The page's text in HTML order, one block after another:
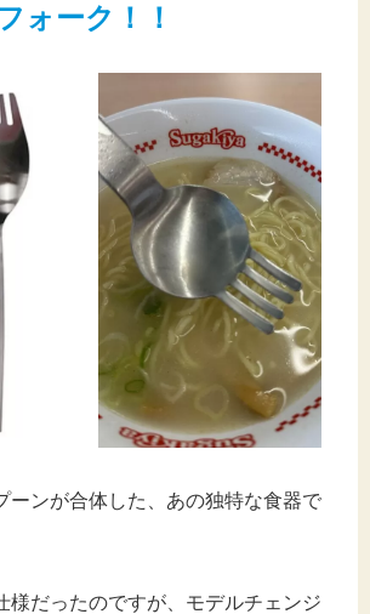
ォーク！！
ーンが合体した、あの独特な食器で
様だったのですが、モデルチェンジ